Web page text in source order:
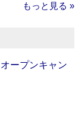
もっと見る »
ープンキャン